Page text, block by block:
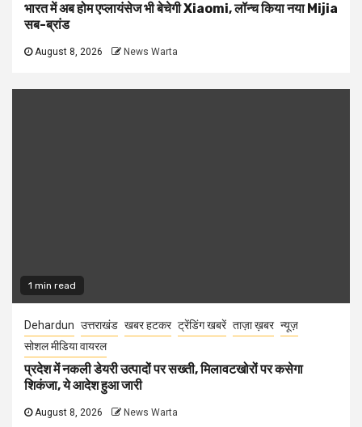
भारत में अब होम एप्लायंसेज भी बेचेगी Xiaomi, लॉन्च किया नया Mijia
सब-ब्रांड
August 8, 2026 News Warta
1 min read
Dehardun उत्तराखंड खबर हटकर ट्रेंडिंग खबरें ताज़ा ख़बर न्यूज़
सोशल मीडिया वायरल
प्रदेश में नकली डेयरी उत्पादों पर सख्ती, मिलावटखोरों पर कसेगा
शिकंजा, ये आदेश हुआ जारी
August 8, 2026 News Warta